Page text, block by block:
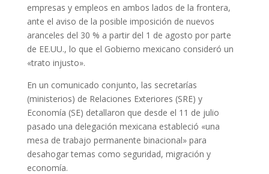
empresas y empleos en ambos lados de la frontera,
ante el aviso de la posible imposición de nuevos
aranceles del 30 % a partir del 1 de agosto por parte
de EE.UU., lo que el Gobierno mexicano consideró un
«trato injusto».
En un comunicado conjunto, las secretarías
(ministerios) de Relaciones Exteriores (SRE) y
Economía (SE) detallaron que desde el 11 de julio
pasado una delegación mexicana estableció «una
mesa de trabajo permanente binacional» para
desahogar temas como seguridad, migración y
economía.